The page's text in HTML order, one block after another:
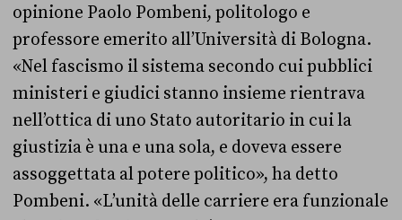
opinione Paolo Pombeni, politologo e
professore emerito all’Università di Bologna.
«Nel fascismo il sistema secondo cui pubblici
ministeri e giudici stanno insieme rientrava
nell’ottica di uno Stato autoritario in cui la
giustizia è una e una sola, e doveva essere
assoggettata al potere politico», ha detto
Pombeni. «L’unità delle carriere era funzionale